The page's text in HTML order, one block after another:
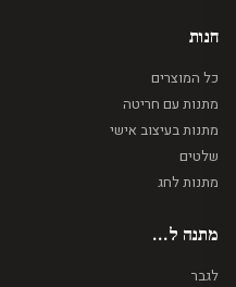
חנות
כל המוצרים
מתנות עם חריטה
מתנות בעיצוב אישי
שלטים
מתנות לחג
מתנה ל...
לגבר